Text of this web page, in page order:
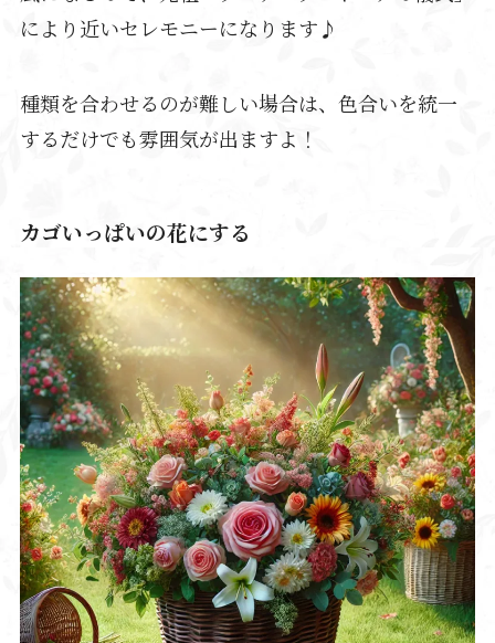
により近いセレモニーになります♪
種類を合わせるのが難しい場合は、色合いを統一
するだけでも雰囲気が出ますよ！
カゴいっぱいの花にする